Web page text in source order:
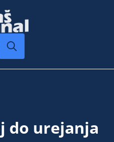
do urejanja